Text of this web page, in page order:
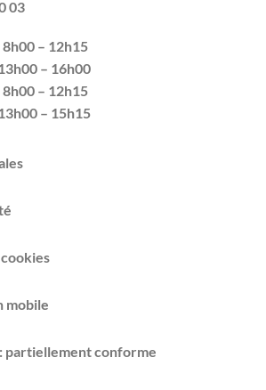
03
8h00 – 12h15
– 16h00
8h00 – 12h15
– 15h15
mobile
partiellement conforme